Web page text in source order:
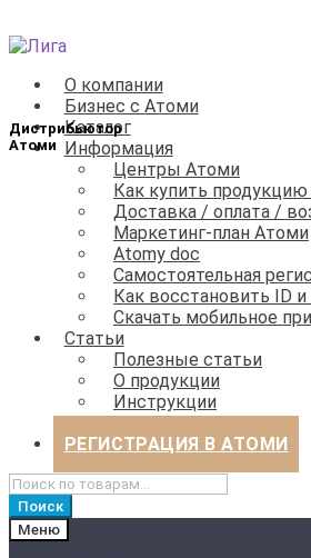
Перейти
навигации
Перейти
содержимому
О компании
Бизнес с Атоми
Каталог
Информация
Центры Атоми
Как купить
Доставка / оплата /
Маркетинг-план Атоми
Atomy doc
Самостоятельная
Как восстановить ID и
Скачать мобильное
Статьи
Полезные статьи
О продукции
Инструкции
РЕГИСТРАЦИЯ В АТОМИ
Искать:
Поиск
Меню